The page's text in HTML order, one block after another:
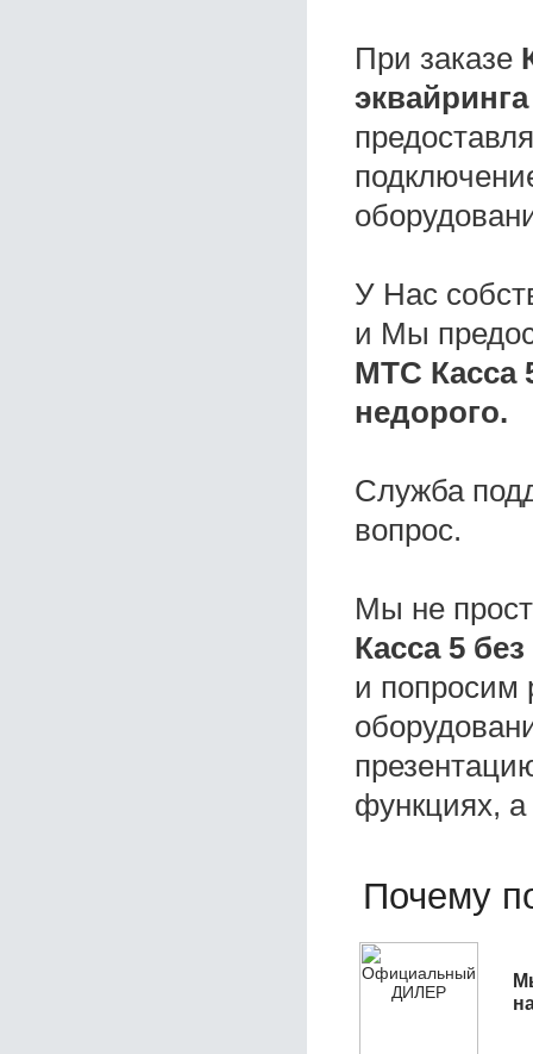
При заказе
У Нас
и Мы
МТС Касса
недорого.
Служба
вопрос.
Мы не
Касса 5
и попросим
функциях,
Почему